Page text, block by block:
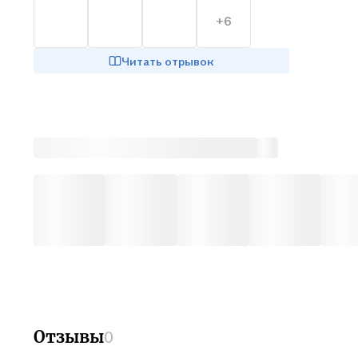
+6
Читать отрывок
Отзывы0